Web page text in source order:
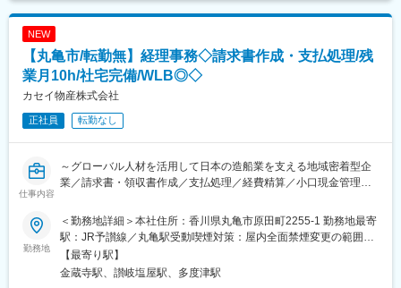
貢献
変更の範囲：会社の定める業務
の方との日程調整などを行うお仕事です。オフィスワークがメイ
ンで、PCスキルを身につけながら、20代で国家資格の取得が可能
・オフィスワーク（書類・工事に使用する図面の整理、作成・保
管 ）
・全体スケジュールの確認、管理
・職人さんへの連絡、現場の人員状況などを確認
・報告書等の作成・整理
・データ入力、電話応対等のサポートなど
■働き方：
土日祝休みが基本で、プロジェクトが終われば有給休暇をまとめ
す。
■未経験の社員が多数活躍しています：
フリーターや大学中退から入社している社員も多数活躍していま
考を通じて上下する可能性があります。月給(月額)は固定手当を含
NEW
【丸亀市/転勤無】経理事務◇請求書作成・支払処理/残
業月10h/社宅完備/WLB◎◇
カセイ物産株式会社
正社員 転勤なし
仕事内容
～グローバル人材を活用して日本の造船業を支える地域密着型企
業／請求書・領収書作成／支払処理／経費精算／小口現金管理／
社宅完備～
■業務概要：
事業拡大に伴う体制強化のため、経理事務担当を募集します。
日常経理業務を中心に、決算業務まで幅広く携わるポジションで
す。経理2名体制のため、一人ひとりが担当領域を持ちながら主体
勤務地
＜勤務地詳細＞本社住所：香川県丸亀市原田町2255-1 勤務地最寄
駅：JR予讃線／丸亀駅受動喫煙対策：屋内全面禁煙変更の範囲：
無【最寄り駅】
金蔵寺駅、讃岐塩屋駅、多度津駅